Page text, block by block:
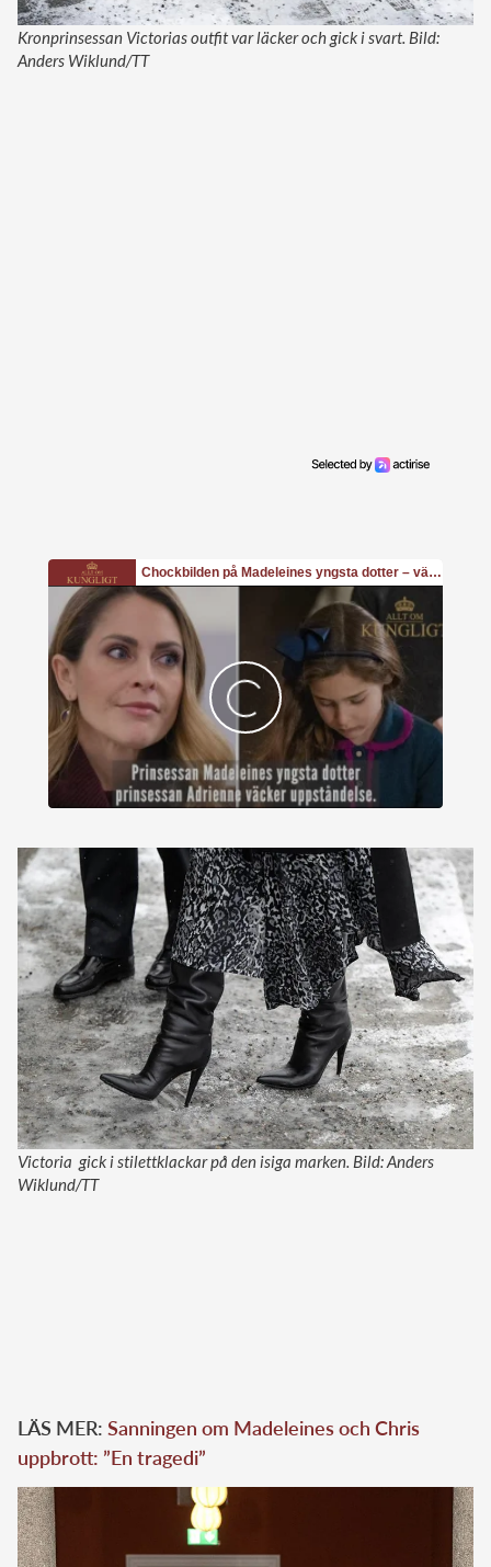
Kronprinsessan Victorias outfit var läcker och gick i svart. Bild:
Anders Wiklund/TT
Victoria gick i stilettklackar på den isiga marken. Bild: Anders
Wiklund/TT
LÄS MER: Sanningen om Madeleines och Chris
uppbrott: ”En tragedi”